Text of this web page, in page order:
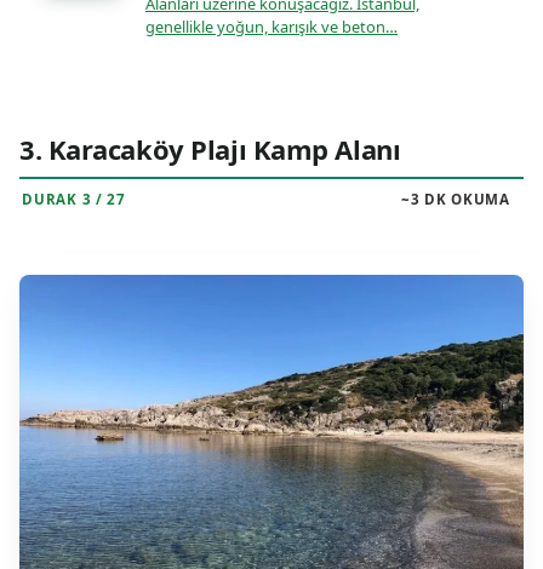
genellikle yoğun, karışık ve beton…
3. Karacaköy Plajı Kamp Alanı
DURAK 3 / 27 ~3 DK OKUMA